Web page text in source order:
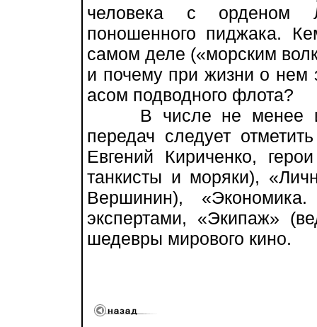
человека с орденом
поношенного пиджака.
самом деле («морским
и почему при жизни о нем
асом подводного флота?
В числе не менее
передач следует
Евгений Кириченко,
танкисты и моряки),
Вершинин),
экспертами, «Экипаж»
шедевры мирового кино.